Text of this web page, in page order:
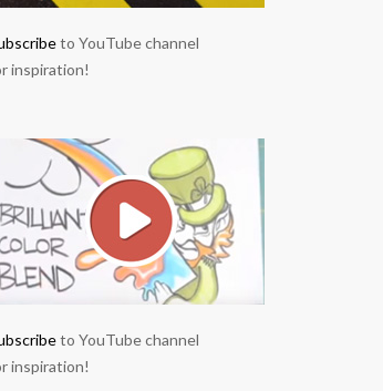
to YouTube channel
inspiration!
to YouTube channel
inspiration!